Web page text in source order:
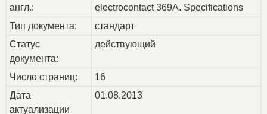
англ.:
electrocontact 369A. Specifications
Тип документа:
стандарт
Статус
документа:
действующий
Число страниц:
16
Дата
актуализации
01.08.2013